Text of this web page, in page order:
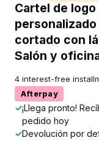
Cartel de
cortado con
Salón y
4 interest-free
Afterpay
✓¡Llega pronto!
pedido hoy
✓Devolución por